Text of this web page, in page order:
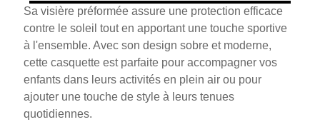
Sa visière préformée assure une protection efficace
contre le soleil tout en apportant une touche sportive
à l'ensemble. Avec son design sobre et moderne,
cette casquette est parfaite pour accompagner vos
enfants dans leurs activités en plein air ou pour
ajouter une touche de style à leurs tenues
quotidiennes.